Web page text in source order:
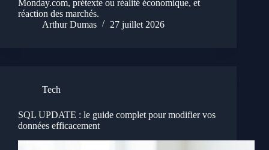
Monday.com, prétexte ou réalité économique, et
réaction des marchés.
Arthur Dumas
27 juillet 2026
Tech
SQL UPDATE : le guide complet pour modifier vos
données efficacement